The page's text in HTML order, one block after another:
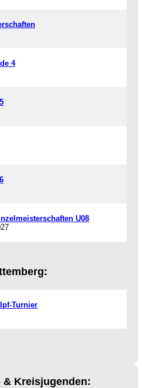
4
U08
Turnier
& Kreisjugenden: